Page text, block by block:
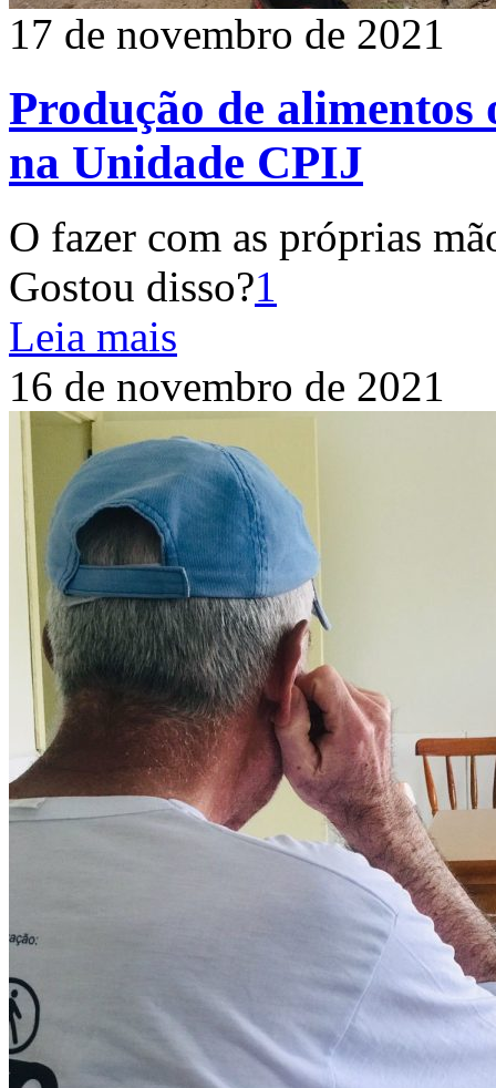
17 de novembro de 2021
Produção de alimentos
na Unidade CPIJ
O fazer com as próprias
Gostou disso?1
Leia mais
16 de novembro de 2021